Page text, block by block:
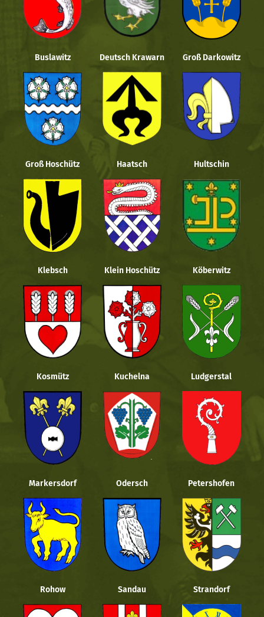
Buslawitz Deutsch Krawarn Groß Darkowitz
Groß Hoschütz Haatsch Hultschin
Klebsch Klein Hoschütz Köberwitz
Kosmütz Kuchelna Ludgerstal
Markersdorf Odersch Petershofen
Rohow Sandau Strandorf